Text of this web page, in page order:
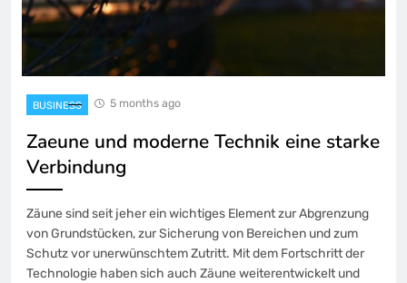
BUSINESS 5 months ago
Zaeune und moderne Technik eine starke
Verbindung
Zäune sind seit jeher ein wichtiges Element zur Abgrenzung
von Grundstücken, zur Sicherung von Bereichen und zum
Schutz vor unerwünschtem Zutritt. Mit dem Fortschritt der
Technologie haben sich auch Zäune weiterentwickelt und